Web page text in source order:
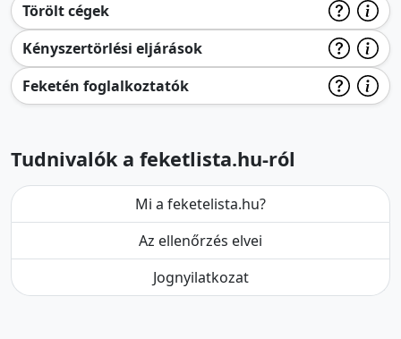
Törölt cégek
Kényszertörlési eljárások
Feketén foglalkoztatók
Tudnivalók a feketlista.hu-ról
Mi a feketelista.hu?
Az ellenőrzés elvei
Jognyilatkozat